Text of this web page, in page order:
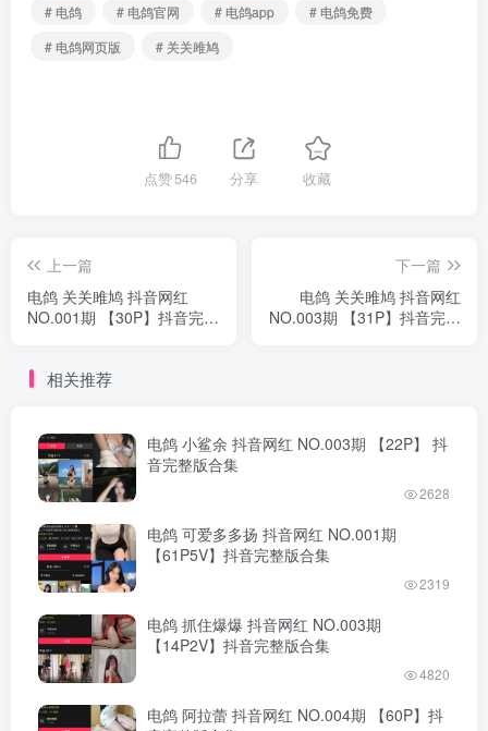
# 电鸽
# 电鸽官网 # 电鸽app
# 电鸽免费
# 电鸽网页版
# 关关雎鸠
点赞546 分享 收藏
上一篇
电鸽 关关雎鸠 抖音网红
NO.001期 【30P】抖音完整
下一篇
电鸽 关关雎鸠 抖音网红
NO.003期 【31P】抖音完整
相关推荐
电鸽 小鲨余 抖音网红 NO.003期 【22P】 抖
音完整版合集
2628
电鸽 可爱多多扬 抖音网红 NO.001期
【61P5V】抖音完整版合集
2319
电鸽 抓住爆爆 抖音网红 NO.003期
【14P2V】抖音完整版合集
4820
电鸽 阿拉蕾 抖音网红 NO.004期 【60P】抖